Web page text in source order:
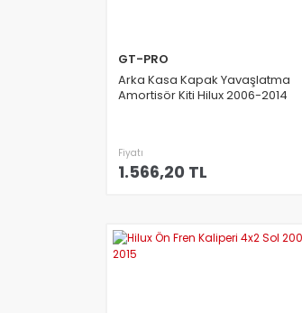
GT-PRO
Arka Kasa Kapak Yavaşlatma
Amortisör Kiti Hilux 2006-2014
Fiyatı
1.566,20 TL